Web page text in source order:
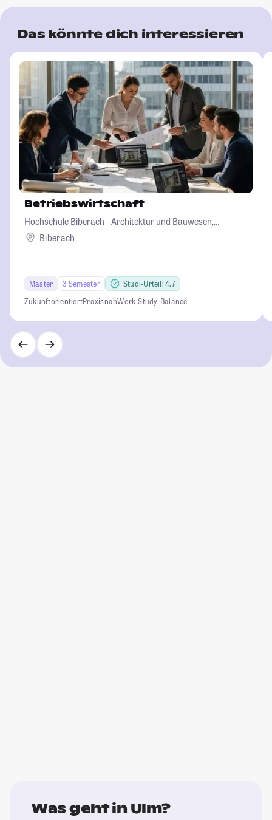
Das könnte dich interessieren
Betriebswirtschaft
Hochschule Biberach - Architektur und Bauwesen,
Betriebswirtschaft und Biotechnologie
Biberach
Master 3 Semester
Studi-Urteil: 4.7
ZukunftorientiertPraxisnahWork-Study-Balance
Was geht in Ulm?